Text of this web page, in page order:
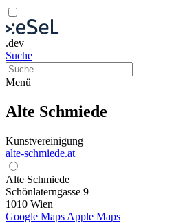
.dev
Suche
Menü
Alte Schmiede
Kunstvereinigung
alte-schmiede.at
Alte Schmiede
Schönlaterngasse 9
1010 Wien
Google Maps Apple Maps